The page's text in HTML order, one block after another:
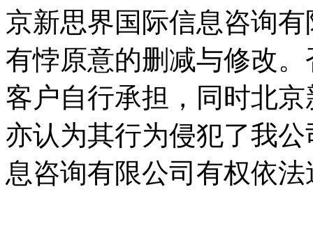
京新思界国际信息咨询
有悖原意的删减与修改
客户自行承担，同时北
亦认为其行为侵犯了我
息咨询有限公司有权依